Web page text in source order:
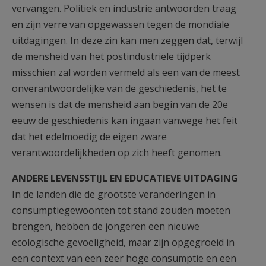
vervangen. Politiek en industrie antwoorden traag
en zijn verre van opgewassen tegen de mondiale
uitdagingen. In deze zin kan men zeggen dat, terwijl
de mensheid van het postindustriële tijdperk
misschien zal worden vermeld als een van de meest
onverantwoordelijke van de geschiedenis, het te
wensen is dat de mensheid aan begin van de 20e
eeuw de geschiedenis kan ingaan vanwege het feit
dat het edelmoedig de eigen zware
verantwoordelijkheden op zich heeft genomen.
ANDERE LEVENSSTIJL EN EDUCATIEVE UITDAGING
In de landen die de grootste veranderingen in
consumptiegewoonten tot stand zouden moeten
brengen, hebben de jongeren een nieuwe
ecologische gevoeligheid, maar zijn opgegroeid in
een context van een zeer hoge consumptie en een